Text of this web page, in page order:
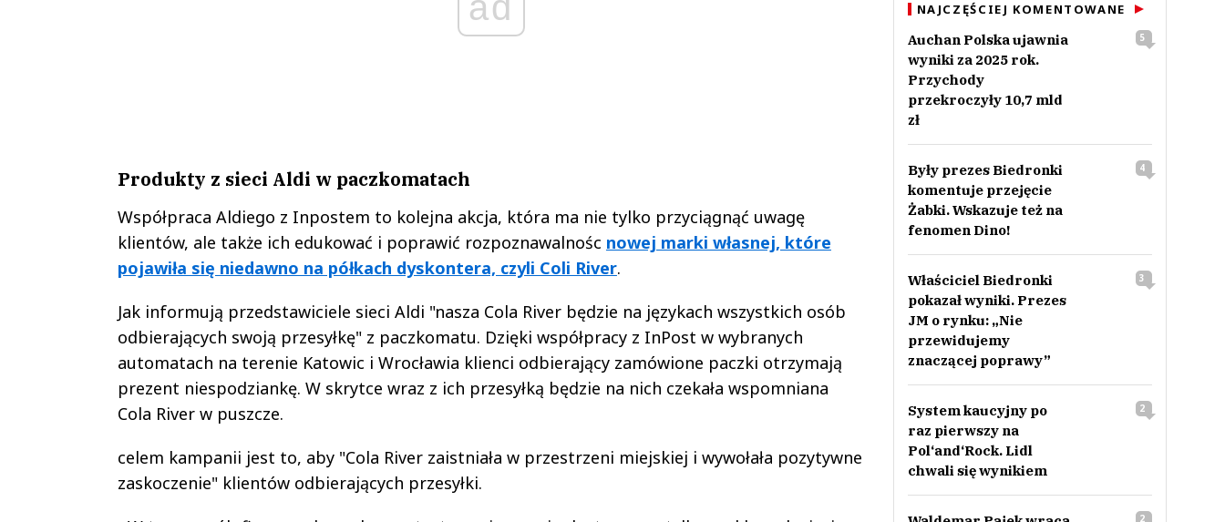
Produkty z sieci Aldi w paczkomatach
Współpraca Aldiego z Inpostem to kolejna akcja, która ma nie tylko przyciągnąć uwagę
klientów, ale także ich edukować i poprawić rozpoznawalnośc nowej marki własnej, które
pojawiła się niedawno na półkach dyskontera, czyli Coli River.
Jak informują przedstawiciele sieci Aldi "nasza Cola River będzie na językach wszystkich osób
odbierających swoją przesyłkę" z paczkomatu. Dzięki współpracy z InPost w wybranych
automatach na terenie Katowic i Wrocławia klienci odbierający zamówione paczki otrzymają
prezent niespodziankę. W skrytce wraz z ich przesyłką będzie na nich czekała wspomniana
Cola River w puszcze.
celem kampanii jest to, aby "Cola River zaistniała w przestrzeni miejskiej i wywołała pozytywne
zaskoczenie" klientów odbierających przesyłki.
NAJCZĘŚCIEJ KOMENTOWANE
Auchan Polska ujawnia
wyniki za 2025 rok.
Przychody
przekroczyły 10,7 mld
zł
5
Były prezes Biedronki
komentuje przejęcie
Żabki. Wskazuje też na
fenomen Dino!
4
Właściciel Biedronki
pokazał wyniki. Prezes
JM o rynku: „Nie
przewidujemy
znaczącej poprawy”
3
System kaucyjny po
raz pierwszy na
Pol‘and‘Rock. Lidl
chwali się wynikiem
2
2